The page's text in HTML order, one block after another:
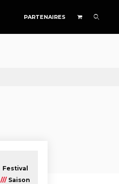
PARTENAIRES
Festival
/// Saison